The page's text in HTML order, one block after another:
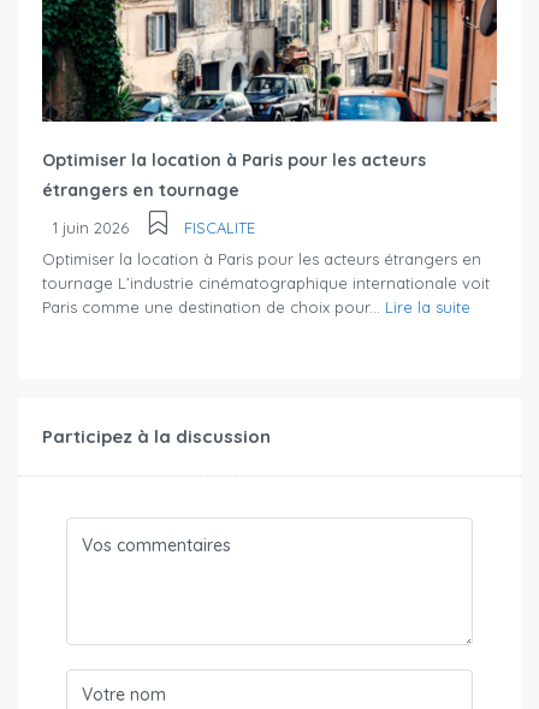
Optimiser la location à Paris pour les acteurs
étrangers en tournage
1 juin 2026
FISCALITE
Optimiser la location à Paris pour les acteurs étrangers en
tournage L’industrie cinématographique internationale voit
Paris comme une destination de choix pour... Lire la suite
Participez à la discussion